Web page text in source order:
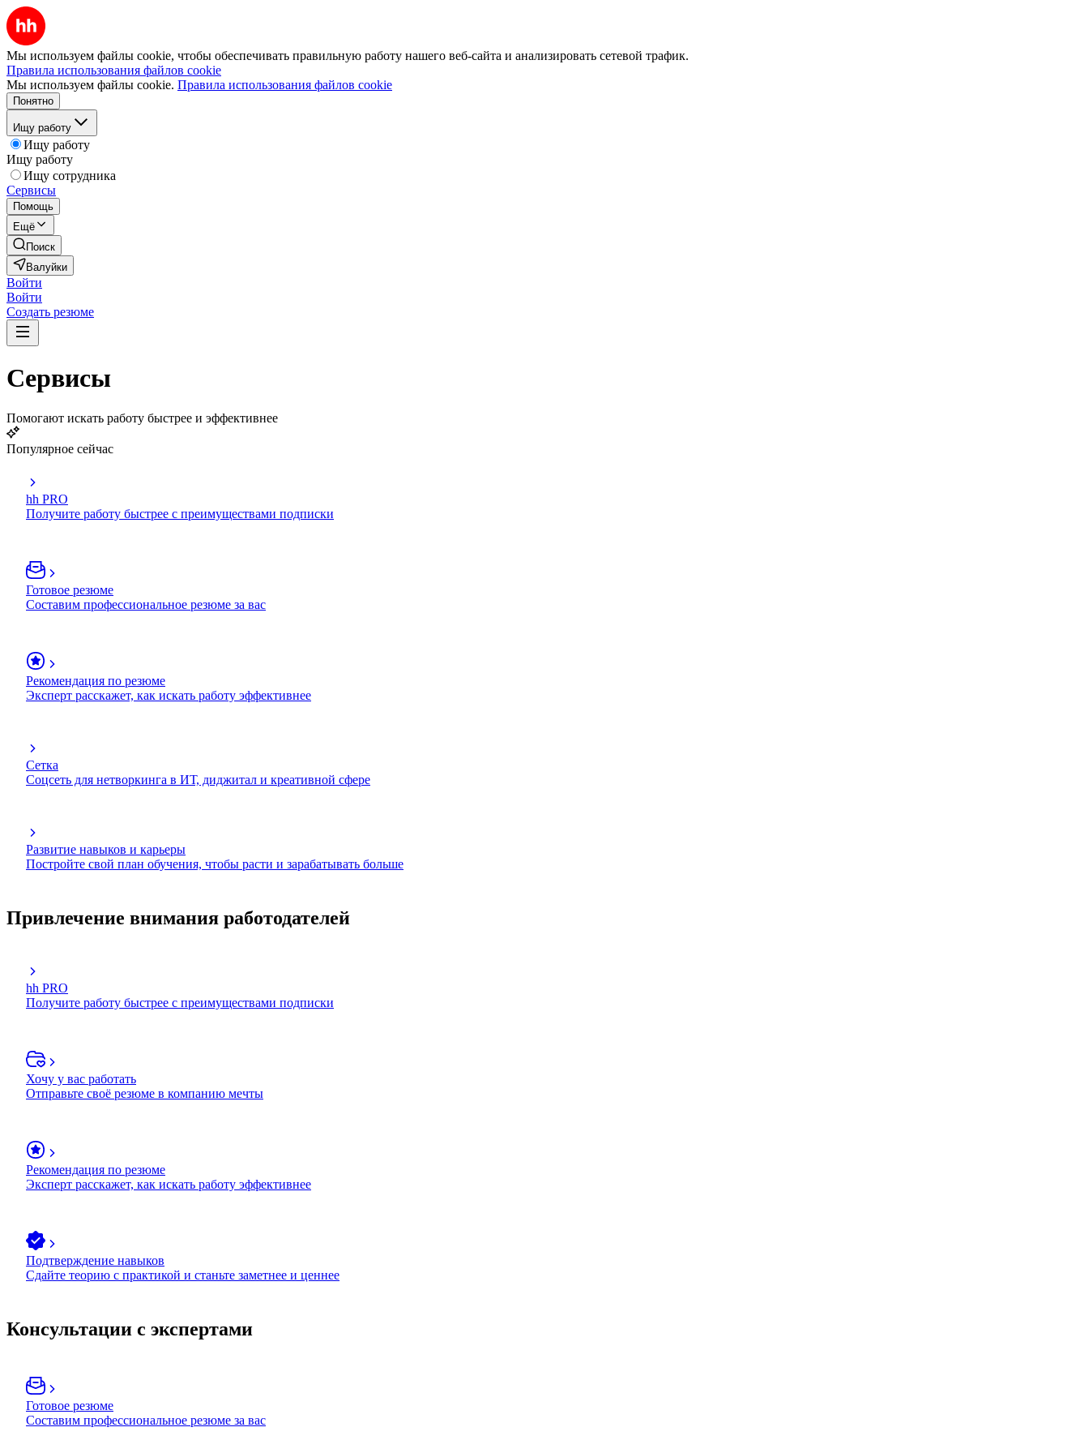
Мы используем файлы cookie, чтобы обеспечивать правильную работу нашего веб-сайта и анализировать сетевой трафик.
Правила использования файлов cookie
Мы используем файлы cookie. Правила использования файлов cookie
Понятно
Ищу работу
Ищу работу
Ищу работу
Ищу сотрудника
Сервисы
Помощь
Ещё
Поиск
Валуйки
Войти
Войти
Создать резюме
Сервисы
Помогают искать работу быстрее и эффективнее
Популярное сейчас
hh PRO
Получите работу быстрее с преимуществами подписки
Готовое резюме
Составим профессиональное резюме за вас
Рекомендация по резюме
Эксперт расскажет, как искать работу эффективнее
Сетка
Соцсеть для нетворкинга в ИТ, диджитал и креативной сфере
Развитие навыков и карьеры
Постройте свой план обучения, чтобы расти и зарабатывать больше
Привлечение внимания работодателей
hh PRO
Получите работу быстрее с преимуществами подписки
Хочу у вас работать
Отправьте своё резюме в компанию мечты
Рекомендация по резюме
Эксперт расскажет, как искать работу эффективнее
Подтверждение навыков
Сдайте теорию с практикой и станьте заметнее и ценнее
Консультации с экспертами
Готовое резюме
Составим профессиональное резюме за вас